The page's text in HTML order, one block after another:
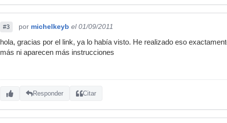
#3 por michelkeyb el 01/09/2011
hola, gracias por el link, ya lo había visto. He realizado eso
más ni aparecen más instrucciones
Responder Citar